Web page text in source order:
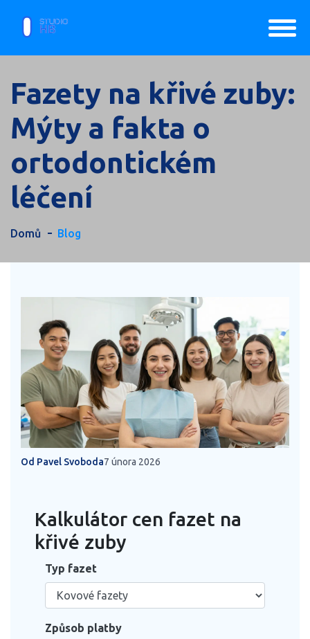
Fazety na křivé zuby:
Mýty a fakta o
ortodontickém
léčení
Domů Blog
Od Pavel Svoboda7 února 2026
Kalkulátor cen fazet na
křivé zuby
Typ fazet
Způsob platby